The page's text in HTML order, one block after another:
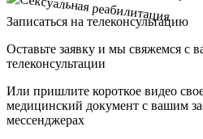
Записаться на телеконсультацию
Оставьте заявку и мы свяжемся с
телеконсультации
Или пришлите короткое видео
медицинский документ с вашим
мессенджерах